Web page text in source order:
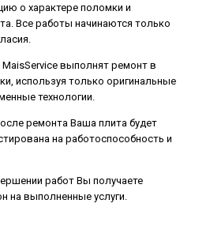
о характере поломки и
Все работы начинаются только
выполнят ремонт в
используя только оригинальные
технологии.
ремонта Ваша плита будет
на работоспособность и
работ Вы получаете
на выполненные услуги.